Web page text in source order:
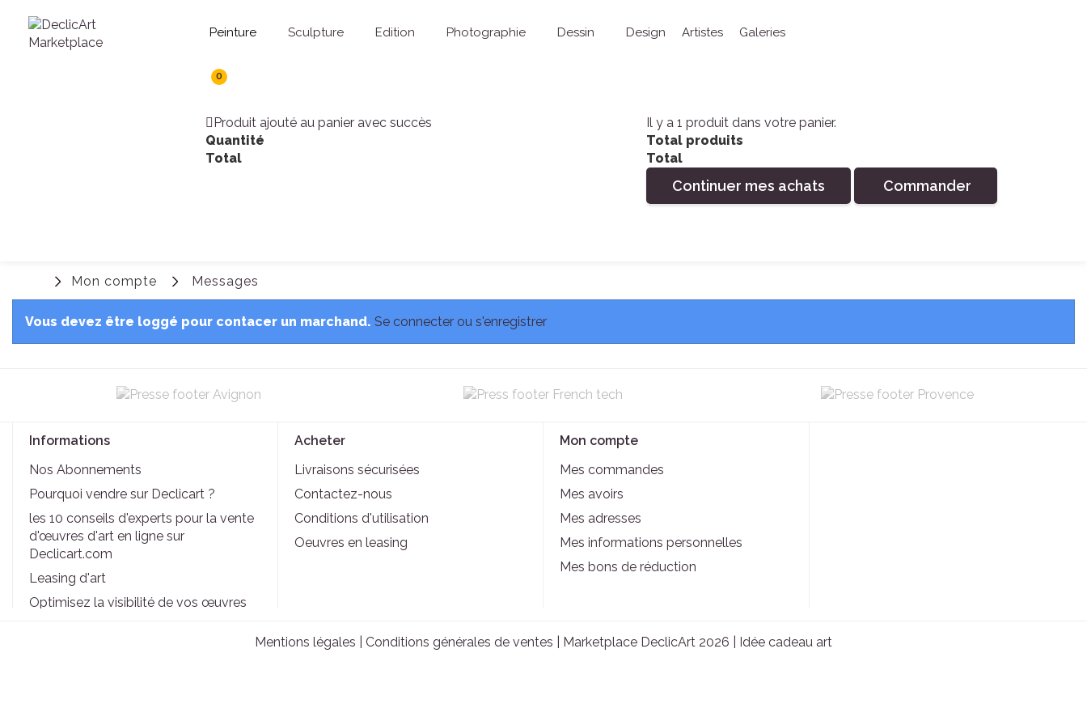
Peinture Sculpture Edition Photographie Dessin Design Artistes Galeries
0
Produit ajouté au panier avec succès
Quantité
Total
Il y a 1 produit dans votre panier.
Total produits
Total
Continuer mes achats Commander
Mon compte Messages
Vous devez être loggé pour contacer un marchand. Se connecter ou s'enregistrer
Informations
Nos Abonnements
Pourquoi vendre sur Declicart ?
les 10 conseils d'experts pour la vente
d'œuvres d'art en ligne sur
Declicart.com
Leasing d'art
Optimisez la visibilité de vos œuvres
Acheter
Livraisons sécurisées
Contactez-nous
Conditions d'utilisation
Oeuvres en leasing
Mon compte
Mes commandes
Mes avoirs
Mes adresses
Mes informations personnelles
Mes bons de réduction
Mentions légales Conditions générales de ventes | Marketplace DeclicArt 2026 | Idée cadeau art